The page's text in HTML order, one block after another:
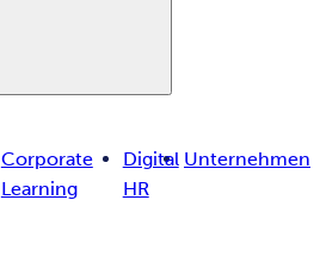
Corporate
Learning
Digital
HR
Unternehmen